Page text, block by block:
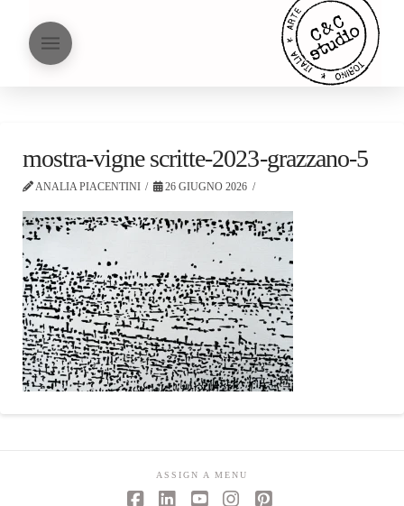
mostra-vigne scritte-2023-grazzano-5
ANALIA PIACENTINI 26 GIUGNO 2026
ASSIGN A MENU